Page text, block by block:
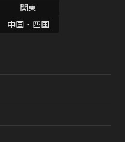
関東
中国・四国